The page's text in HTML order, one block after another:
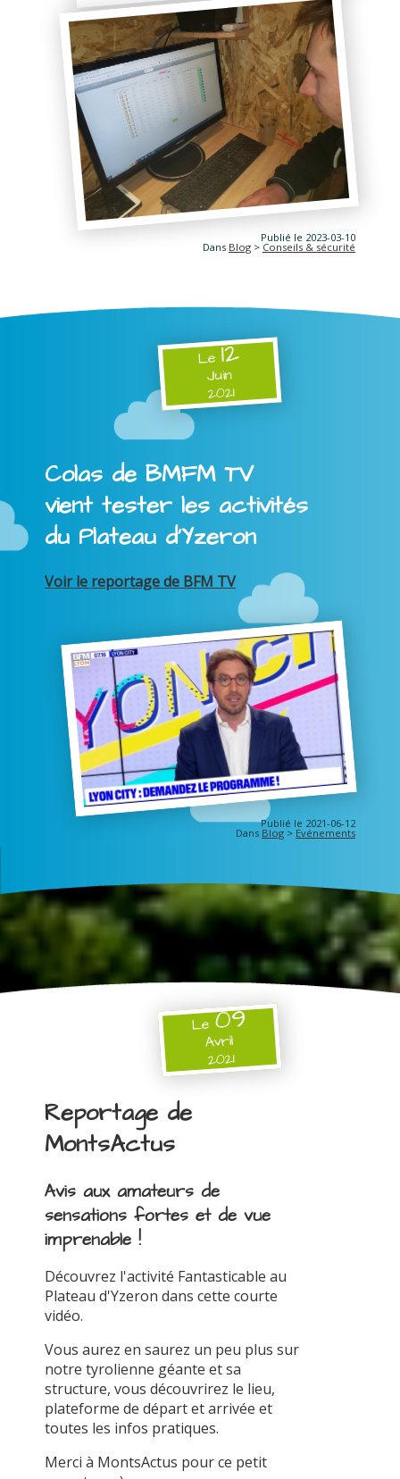
Publié le 2023-03-10
Dans Blog > Conseils & sécurité
Le12
Juin
2021
Colas de BMFM TV
vient tester les activités
du Plateau d'Yzeron
Voir le reportage de BFM TV
Publié le 2021-06-12
Dans Blog > Evénements
Le09
Avril
2021
Reportage de
MontsActus
Avis aux amateurs de
sensations fortes et de vue
imprenable !
Découvrez l'activité Fantasticable au
Plateau d'Yzeron dans cette courte
vidéo.
Vous aurez en saurez un peu plus sur
notre tyrolienne géante et sa
structure, vous découvrirez le lieu,
plateforme de départ et arrivée et
toutes les infos pratiques.
Merci à MontsActus pour ce petit